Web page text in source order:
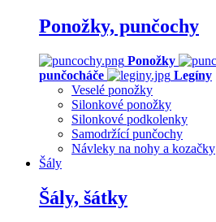
Ponožky, punčochy
Ponožky
punčocháče
Legíny
Veselé ponožky
Silonkové ponožky
Silonkové podkolenky
Samodržící punčochy
Návleky na nohy a kozačky
Šály
Šály, šátky